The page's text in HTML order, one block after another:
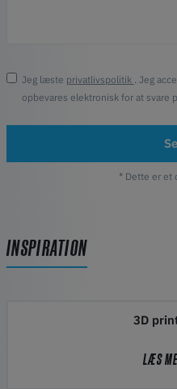
Jeg læste privatlivspolitik
. Jeg
opbevares elektronisk for at svare
* Dette er et
INSPIRATION
3D
LÆS